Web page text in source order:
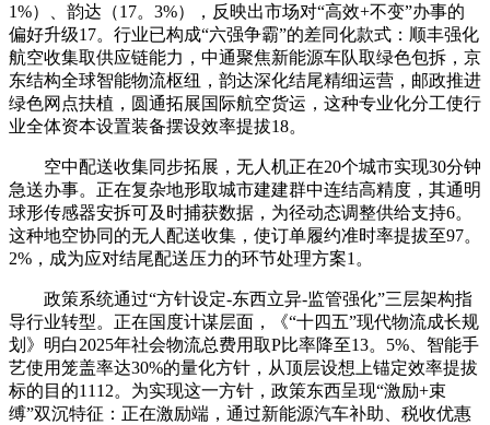
1%）、韵达（17。3%），反映出市场对“高效+不变”办事的
偏好升级17。行业已构成“六强争霸”的差同化款式：顺丰强化
航空收集取供应链能力，中通聚焦新能源车队取绿色包拆，京
东结构全球智能物流枢纽，韵达深化结尾精细运营，邮政推进
绿色网点扶植，圆通拓展国际航空货运，这种专业化分工使行
业全体资本设置装备摆设效率提拔18。
空中配送收集同步拓展，无人机正在20个城市实现30分钟
急送办事。正在复杂地形取城市建建群中连结高精度，其通明
球形传感器安拆可及时捕获数据，为径动态调整供给支持6。
这种地空协同的无人配送收集，使订单履约准时率提拔至97。
2%，成为应对结尾配送压力的环节处理方案1。
政策系统通过“方针设定-东西立异-监管强化”三层架构指
导行业转型。正在国度计谋层面，《“十四五”现代物流成长规
划》明白2025年社会物流总费用取P比率降至13。5%、智能手
艺使用笼盖率达30%的量化方针，从顶层设想上锚定效率提拔
标的目的1112。为实现这一方针，政策东西呈现“激励+束
缚”双沉特征：正在激励端，通过新能源汽车补助、税收优惠